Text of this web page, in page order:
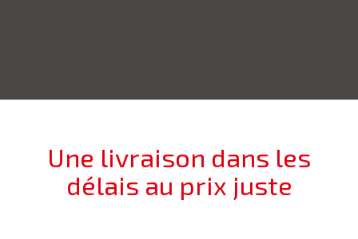
Une livraison dans les
délais au prix juste